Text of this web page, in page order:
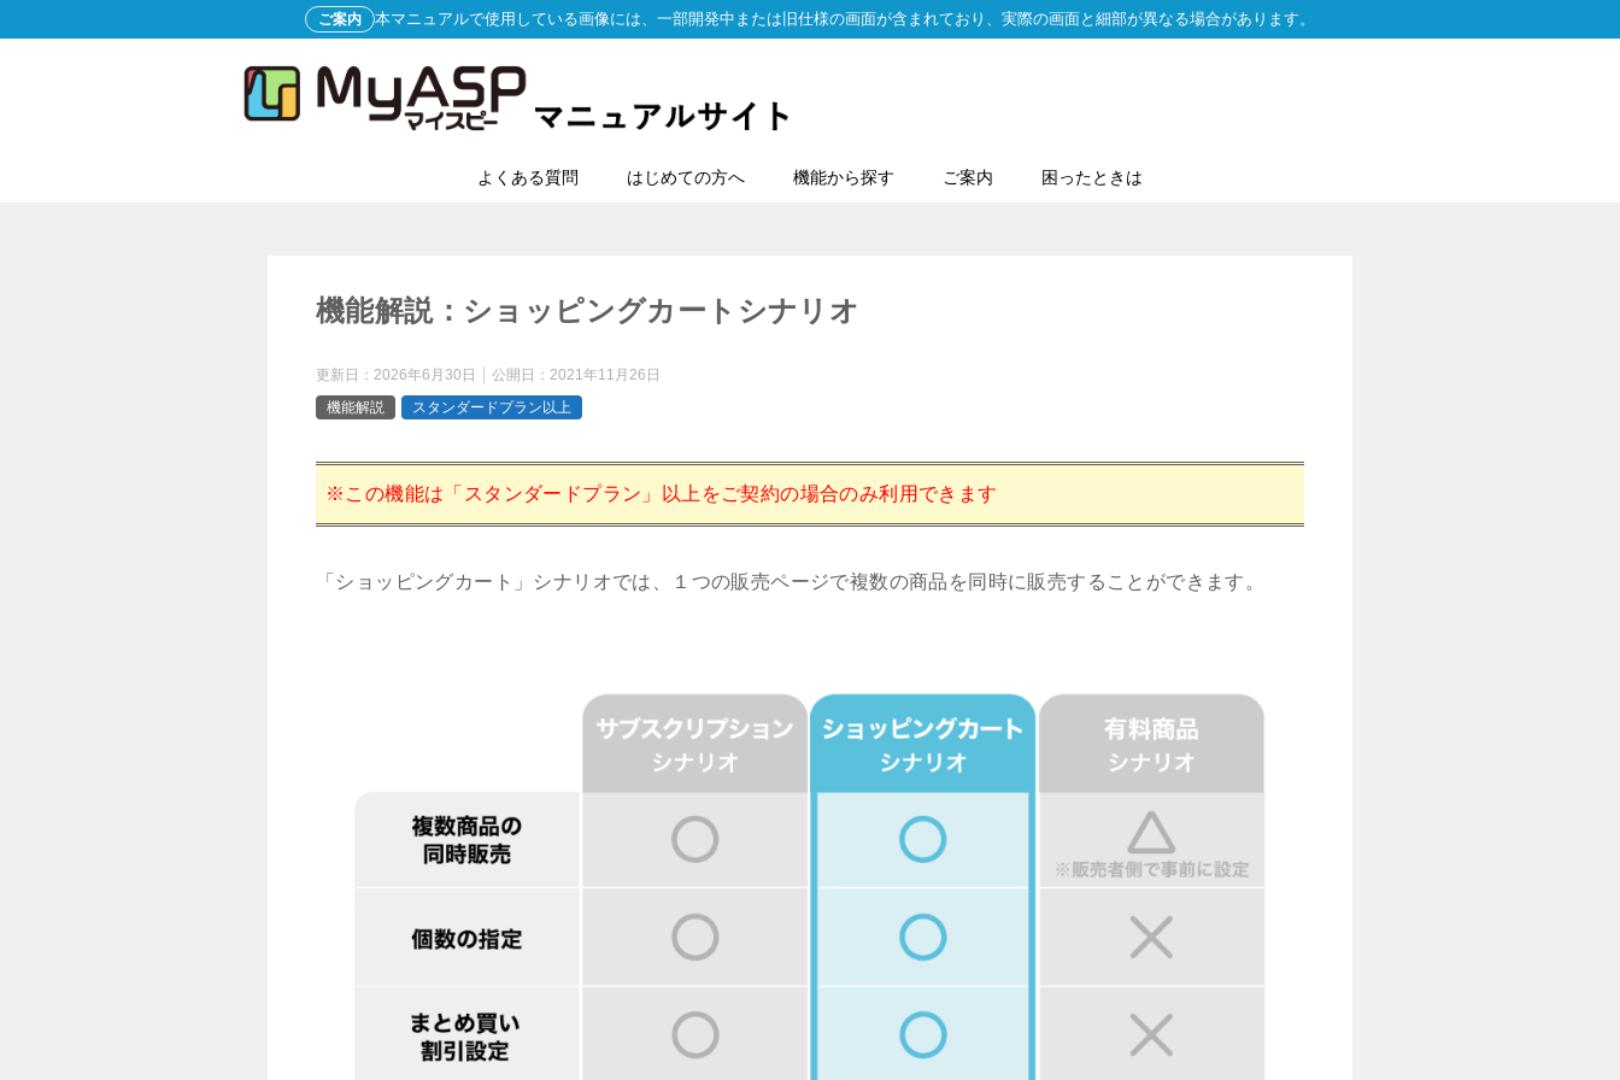
ご案内 本マニュアルで使用している画像には、一部開発中または旧仕様の画面が含まれており、実際の画面と細部が異なる場合があります。
よくある質問 はじめての方へ 機能から探す ご案内 困ったときは
機能解説：ショッピングカートシナリオ
更新日： 2026年6月30日 公開日： 2021年11月26日
機能解説
スタンダードプラン以上
※この機能は「スタンダードプラン」以上をご契約の場合のみ利用できます
「ショッピングカート」シナリオでは、１つの販売ページで複数の商品を同時に販売することができます。